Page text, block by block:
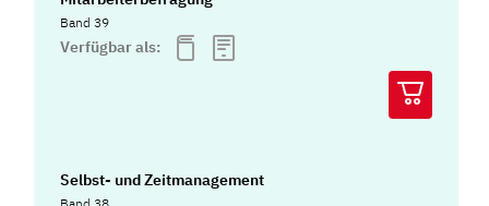
Band 39
Verfügbar als:
Selbst- und Zeitmanagement
Band 38